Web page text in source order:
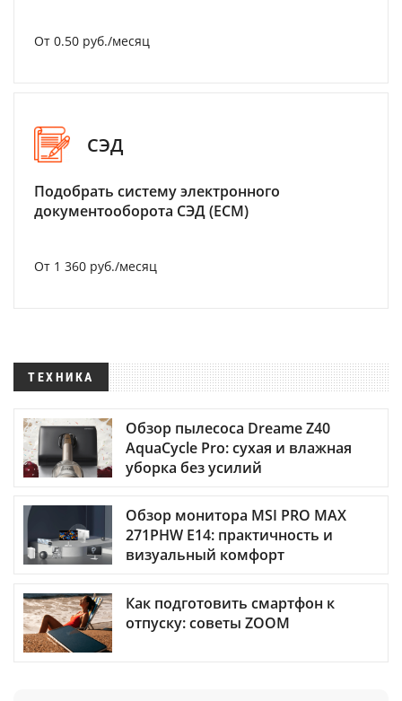
От 0.50 руб./месяц
СЭД
Подобрать систему электронного
документооборота СЭД (ECM)
От 1 360 руб./месяц
ТЕХНИКА
Обзор пылесоса Dreame Z40
AquaCycle Pro: сухая и влажная
уборка без усилий
Обзор монитора MSI PRO MAX
271PHW E14: практичность и
визуальный комфорт
Как подготовить смартфон к
отпуску: советы ZOOM